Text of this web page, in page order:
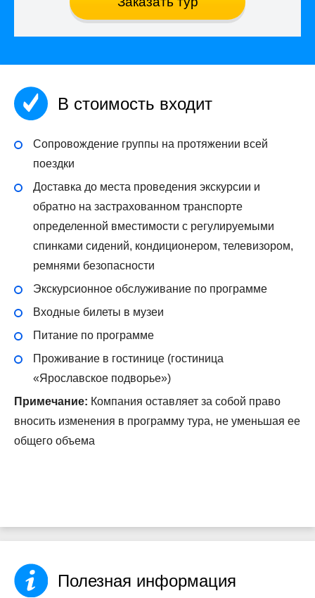
В стоимость входит
Сопровождение группы на протяжении всей
поездки
Доставка до места проведения экскурсии и
обратно на застрахованном транспорте
определенной вместимости с регулируемыми
спинками сидений, кондиционером, телевизором,
ремнями безопасности
Экскурсионное обслуживание по программе
Входные билеты в музеи
Питание по программе
Проживание в гостинице (гостиница
«Ярославское подворье»)
Примечание: Компания оставляет за собой право
вносить изменения в программу тура, не уменьшая ее
общего объема
Полезная информация